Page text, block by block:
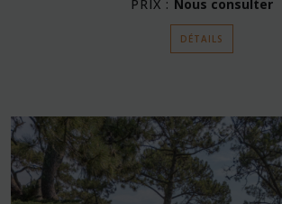
PRIX : Nous consulter
DÉTAILS